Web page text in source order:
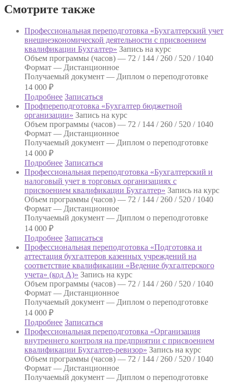
и
учет
предприятиях
малого
бизнеса
индивидуальных
предпринимателей
(ИП)
присвоением
квалификации
Бухгалтер»
Смотрите также
Профессиональная переподготовка «Бухгалтерский учет
внешнеэкономической деятельности с присвоением
квалификации Бухгалтер» Запись на курс
Объем программы (часов) — 72 / 144 / 260 / 520 / 1040
Формат — Дистанционное
Получаемый документ — Диплом о переподготовке
14 000 ₽
Подробнее Записаться
Профпереподготовка «Бухгалтер бюджетной
организации» Запись на курс
Объем программы (часов) — 72 / 144 / 260 / 520 / 1040
Формат — Дистанционное
Получаемый документ — Диплом о переподготовке
14 000 ₽
Подробнее Записаться
Профессиональная переподготовка «Бухгалтерский и
налоговый учет в торговых организациях с
присвоением квалификации Бухгалтер» Запись на курс
Объем программы (часов) — 72 / 144 / 260 / 520 / 1040
Формат — Дистанционное
Получаемый документ — Диплом о переподготовке
14 000 ₽
Подробнее Записаться
Профессиональная переподготовка «Подготовка и
аттестация бухгалтеров казенных учреждений на
соответствие квалификации «Ведение бухгалтерского
учета» (код А)» Запись на курс
Объем программы (часов) — 72 / 144 / 260 / 520 / 1040
Формат — Дистанционное
Получаемый документ — Диплом о переподготовке
14 000 ₽
Подробнее Записаться
Профессиональная переподготовка «Организация
внутреннего контроля на предприятии с присвоением
квалификации Бухгалтер-ревизор» Запись на курс
Объем программы (часов) — 72 / 144 / 260 / 520 / 1040
Формат — Дистанционное
Получаемый документ — Диплом о переподготовке